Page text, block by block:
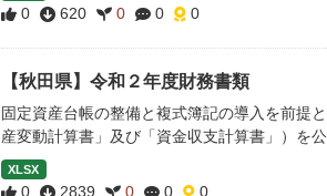
0 620 0 0 0
【秋田県】令和２年度財務書類
固定資産台帳の整備と複式簿記の導入を前提
産変動計算書」及び「資金収支計算書」）を
XLSX
0 2839 0 0 0